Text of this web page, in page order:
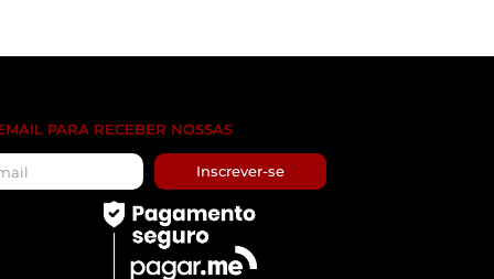
PARA RECEBER NOSSAS
Inscrever-se